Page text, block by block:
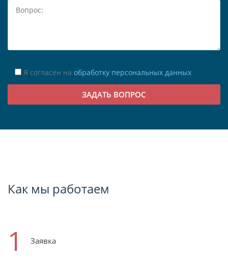
Я согласен на обработку персональных данных
Как мы работаем
1 Заявка